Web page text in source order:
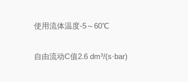
使用流体温度-5～60℃
自由流动C值2.6 dm³/(s·bar)